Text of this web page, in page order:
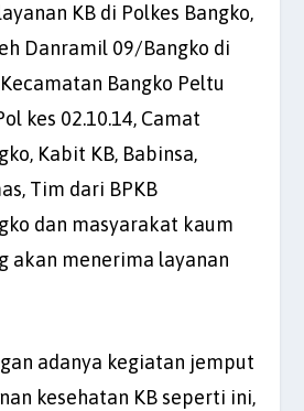
KB di Polkes Bangko,
Danramil 09/Bangko di
Bangko Peltu
kes 02.10.14, Camat
Kabit KB, Babinsa,
Tim dari BPKB
dan masyarakat kaum
akan menerima layanan
adanya kegiatan jemput
kesehatan KB seperti ini,